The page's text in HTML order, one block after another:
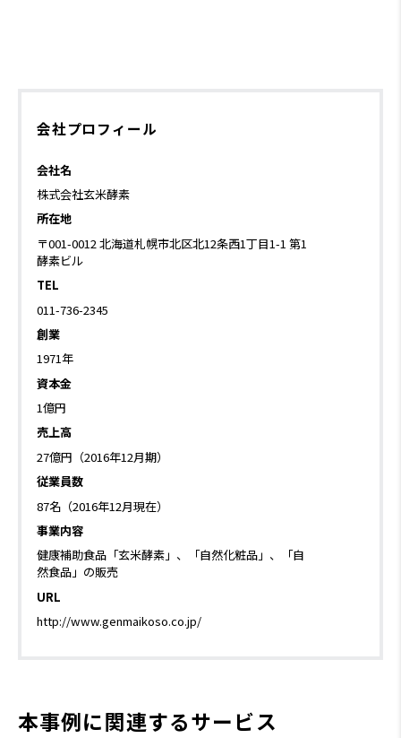
会社プロフィール
会社名
株式会社玄米酵素
所在地
〒001-0012 北海道札幌市北区北12条西1丁目1-1 第1
酵素ビル
TEL
011-736-2345
創業
1971年
資本金
1億円
売上高
27億円（2016年12月期）
従業員数
87名（2016年12月現在）
事業内容
健康補助食品「玄米酵素」、「自然化粧品」、「自
然食品」の販売
URL
http://www.genmaikoso.co.jp/
本事例に関連するサービス